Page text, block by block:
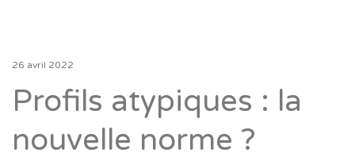
26 avril 2022
Profils atypiques : la
nouvelle norme ?